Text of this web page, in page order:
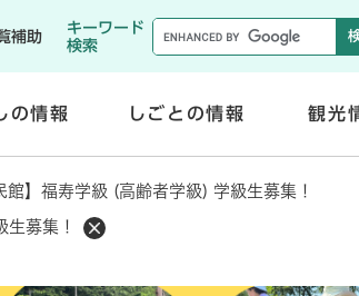
メニューを飛ばして本文へ
補助
キーワード
検索
の情報 しごとの情報
く
観光
館】福寿学級 (高齢者学級) 学級生募集！
生募集！